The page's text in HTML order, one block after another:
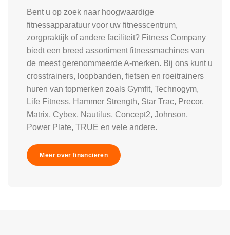
Bent u op zoek naar hoogwaardige
fitnessapparatuur voor uw fitnesscentrum,
zorgpraktijk of andere faciliteit? Fitness Company
biedt een breed assortiment fitnessmachines van
de meest gerenommeerde A-merken. Bij ons kunt u
crosstrainers, loopbanden, fietsen en roeitrainers
huren van topmerken zoals Gymfit, Technogym,
Life Fitness, Hammer Strength, Star Trac, Precor,
Matrix, Cybex, Nautilus, Concept2, Johnson,
Power Plate, TRUE en vele andere.
Meer over financieren